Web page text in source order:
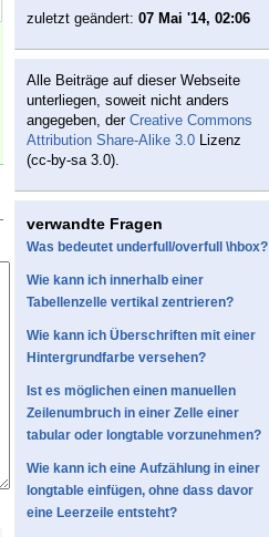
zuletzt geändert: 07 Mai '14, 02:06
Alle Beiträge auf dieser Webseite
unterliegen, soweit nicht anders
angegeben, der Creative Commons
Attribution Share-Alike 3.0 Lizenz
(cc-by-sa 3.0).
verwandte Fragen
Was bedeutet underfull/overfull \hbox?
Wie kann ich innerhalb einer
Tabellenzelle vertikal zentrieren?
Wie kann ich Überschriften mit einer
Hintergrundfarbe versehen?
Ist es möglichen einen manuellen
Zeilenumbruch in einer Zelle einer
tabular oder longtable vorzunehmen?
Wie kann ich eine Aufzählung in einer
longtable einfügen, ohne dass davor
eine Leerzeile entsteht?